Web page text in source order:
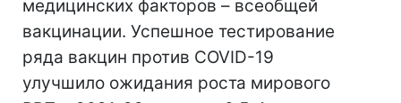
медицинских факторов – всеобщей
вакцинации. Успешное тестирование
ряда вакцин против COVID-19
улучшило ожидания роста мирового